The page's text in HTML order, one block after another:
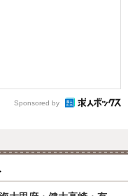
Sponsored by